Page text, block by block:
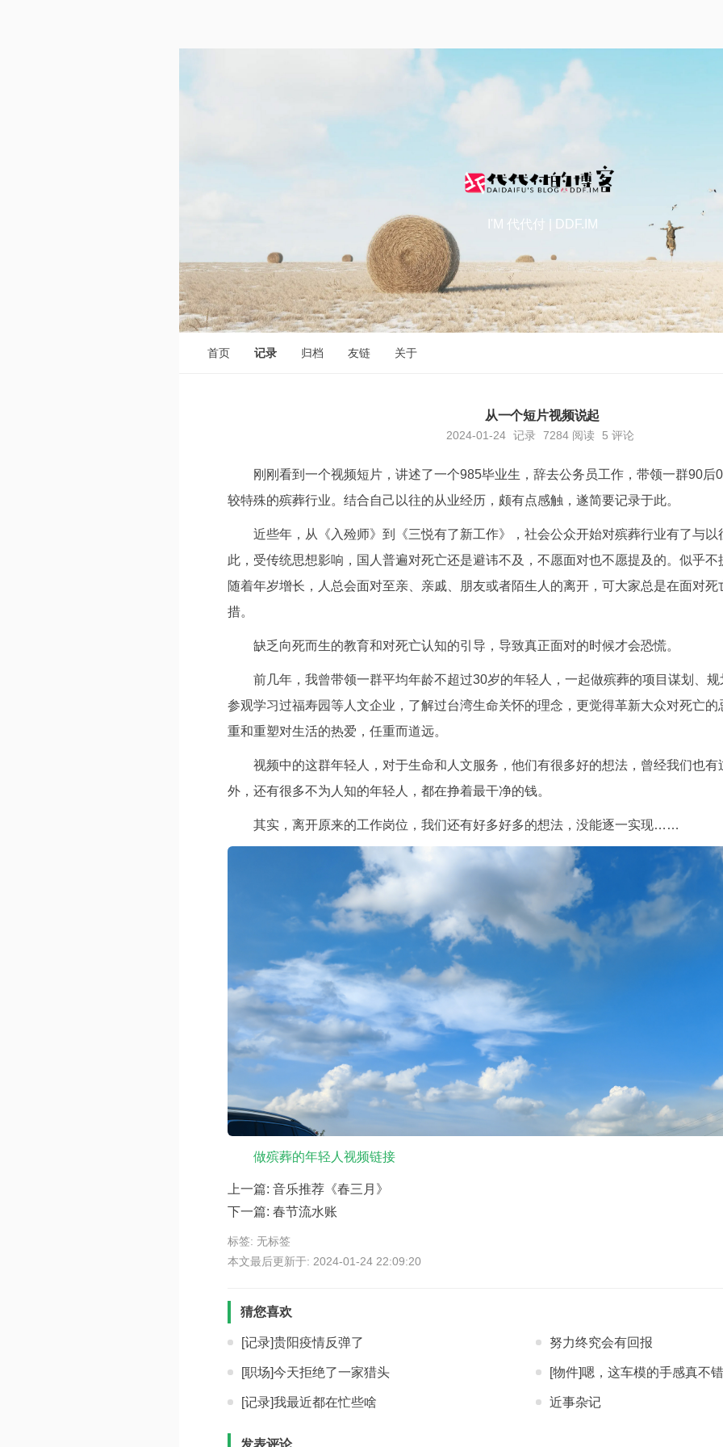
I'M 代代付 | DDF.IM
首页 记录 归档 友链 关于
从一个短片视频说起
2024-01-24 记录 7284 阅读 5 评论
刚刚看到一个视频短片，讲述了一个985毕业生，辞去公务员工作，带领一群90后
较特殊的殡葬行业。结合自己以往的从业经历，颇有点感触，遂简要记录于此。
近些年，从《入殓师》到《三悦有了新工作》，社会公众开始对殡葬行业有了与
此，受传统思想影响，国人普遍对死亡还是避讳不及，不愿面对也不愿提及的。似乎
随着年岁增长，人总会面对至亲、亲戚、朋友或者陌生人的离开，可大家总是在面对
措。
缺乏向死而生的教育和对死亡认知的引导，导致真正面对的时候才会恐慌。
前几年，我曾带领一群平均年龄不超过30岁的年轻人，一起做殡葬的项目谋划、
参观学习过福寿园等人文企业，了解过台湾生命关怀的理念，更觉得革新大众对死亡
重和重塑对生活的热爱，任重而道远。
视频中的这群年轻人，对于生命和人文服务，他们有很多好的想法，曾经我们也有
外，还有很多不为人知的年轻人，都在挣着最干净的钱。
其实，离开原来的工作岗位，我们还有好多好多的想法，没能逐一实现……
做殡葬的年轻人视频链接
上一篇: 音乐推荐《春三月》
下一篇: 春节流水账
标签: 无标签
本文最后更新于: 2024-01-24 22:09:20
猜您喜欢
[记录]贵阳疫情反弹了 努力终究会有回报
[职场]今天拒绝了一家猎头 [物件]嗯，这车模的手感真不
[记录]我最近都在忙些啥 近事杂记
发表评论